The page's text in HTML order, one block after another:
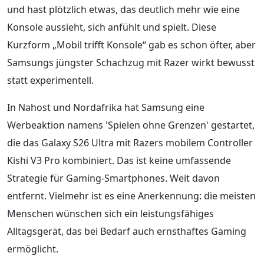
und hast plötzlich etwas, das deutlich mehr wie eine
Konsole aussieht, sich anfühlt und spielt. Diese
Kurzform „Mobil trifft Konsole“ gab es schon öfter, aber
Samsungs jüngster Schachzug mit Razer wirkt bewusst
statt experimentell.
In Nahost und Nordafrika hat Samsung eine
Werbeaktion namens 'Spielen ohne Grenzen' gestartet,
die das Galaxy S26 Ultra mit Razers mobilem Controller
Kishi V3 Pro kombiniert. Das ist keine umfassende
Strategie für Gaming-Smartphones. Weit davon
entfernt. Vielmehr ist es eine Anerkennung: die meisten
Menschen wünschen sich ein leistungsfähiges
Alltagsgerät, das bei Bedarf auch ernsthaftes Gaming
ermöglicht.